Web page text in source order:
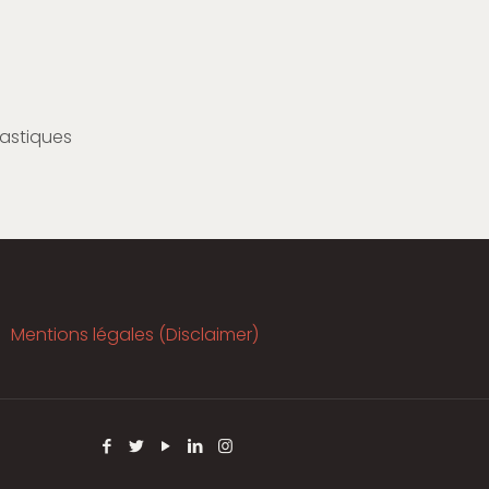
Mentions légales (Disclaimer)